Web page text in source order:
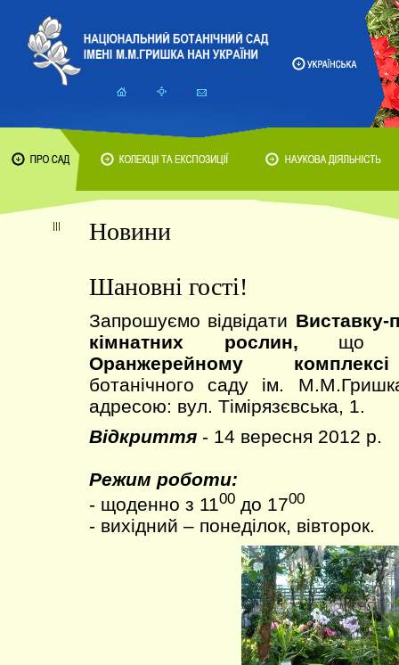
Новини
Шановні гості!
Запрошуємо відвідати Виставку-
кімнатних рослин, що
Оранжерейному комплексі
ботанічного саду ім.
адресою: вул. Тімірязєвська, 1.
Відкриття - 14 вересня 2012 р.
Режим роботи:
- щоденно з 1100 до 1700
- вихідний – понеділок, вівторок.